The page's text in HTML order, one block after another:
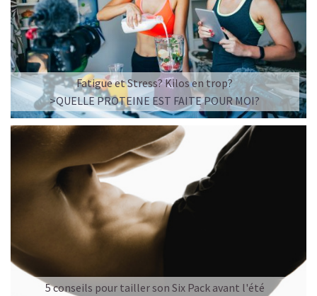
Fatigue et Stress? Kilos en trop?
>QUELLE PROTEINE EST FAITE POUR MOI?
5 conseils pour tailler son Six Pack avant l'été